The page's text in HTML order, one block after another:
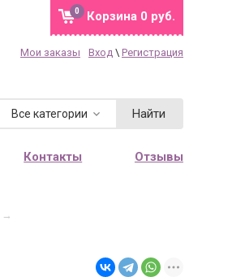
Корзина 0 руб.
0
Мои заказы Вход \ Регистрация
Все категории Найти
Контакты Отзывы
→